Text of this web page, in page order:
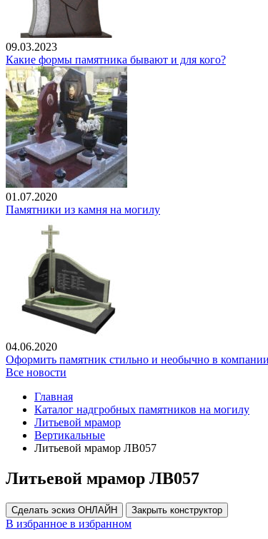
09.03.2023
Какие формы памятника бывают и для кого?
01.07.2020
Памятники из камня на могилу
04.06.2020
Оформить памятник стильно и необычно в
Все новости
Главная
Каталог надгробных памятников на могилу
Литьевой мрамор
Вертикальные
Литьевой мрамор ЛВ057
Литьевой мрамор ЛВ057
Сделать эскиз ОНЛАЙН Закрыть конструктор
В избранное в избранном